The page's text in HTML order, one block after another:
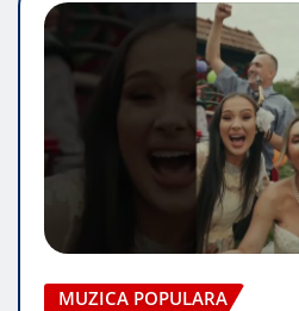
MUZICA POPULARA